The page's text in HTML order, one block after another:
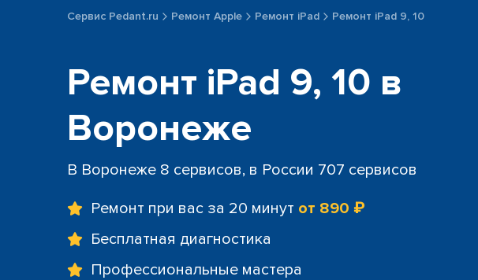
+7 (4732) 01-67-24
Сервис Pedant.ru Ремонт Apple Ремонт iPad Ремонт iPad 9, 10
Ремонт iPad 9, 10 в
Воронеже
В Воронеже 8 сервисов, в России 707 сервисов
Ремонт при вас за 20 минут от 890 ₽
Бесплатная диагностика
Профессиональные мастера